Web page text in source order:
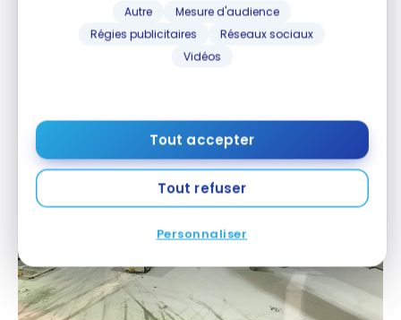
Autre
Mesure d'audience
Régies publicitaires
Réseaux sociaux
Vidéos
Tout accepter
Tout refuser
Personnaliser
ouvert sur l’extérieur et donc très lumineux. On peut
aussi admirer les appareils sur le tarmac. Un plaisir
pour les petits et grands avgeeks 🙂